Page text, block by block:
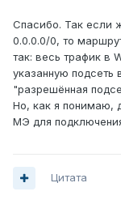
Спасибо. Так если
0.0.0.0/0, то
так: весь трафик в
указанную подсеть
"разрешённая
Но, как я понимаю,
МЭ для
Цитата